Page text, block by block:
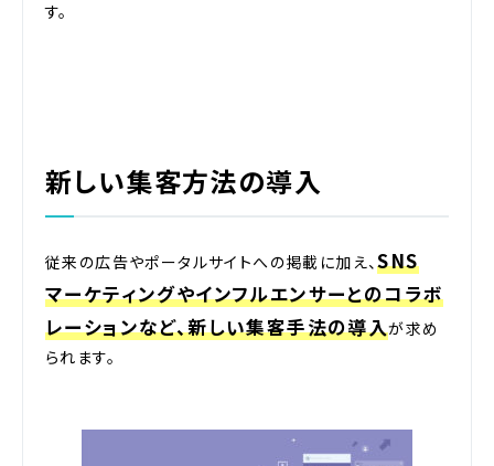
す。
新しい集客方法の導入
従来の広告やポータルサイトへの掲載に加え、SNS
マーケティングやインフルエンサーとのコラボ
レーションなど、新しい集客手法の導入が求め
られます。